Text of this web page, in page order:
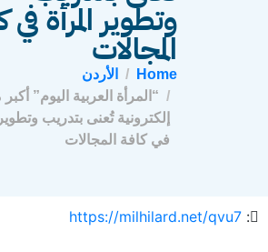
وتطوير المرأة في
المجالات
Home
الأردن
“المرأة العربية اليوم”
إلكترونية تُعنى بتدريب
في كافة المجالات
:
https://milhilard.net/qvu7